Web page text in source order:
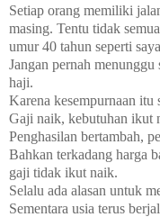
Setiap orang memiliki
masing. Tentu tidak
umur 40 tahun seperti
Jangan pernah
haji.
Karena kesempurnaan itu
Gaji naik, kebutuhan ikut
Penghasilan bertambah,
Bahkan terkadang harga
gaji tidak ikut naik.
Selalu ada alasan untuk
Sementara usia terus